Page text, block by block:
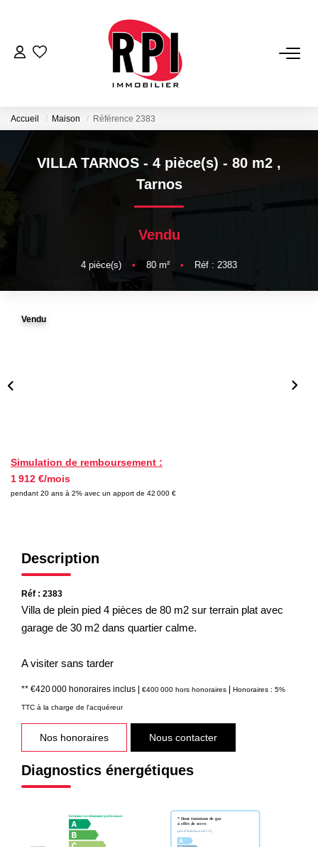
VENTES
LOCATIONS
LOCATIONS VACANCES
Estimation
Avis Clients
Accueil Maison Référence 2383
VILLA TARNOS - 4 pièce(s) - 80 m2 ,
Tarnos
Vendu
4 pièce(s) • 80 m² • Réf : 2383
Vendu
Simulation de remboursement :
1 912 €/mois
pendant 20 ans à 2% avec un apport de 42 000 €
Description
Réf : 2383
Villa de plein pied 4 pièces de 80 m2 sur terrain plat avec
garage de 30 m2 dans quartier calme.
A visiter sans tarder
** €420 000 honoraires inclus | €400 000 hors honoraires | Honoraires : 5%
TTC à la charge de l'acquéreur
Nos honoraires Nous contacter
Diagnostics énergétiques